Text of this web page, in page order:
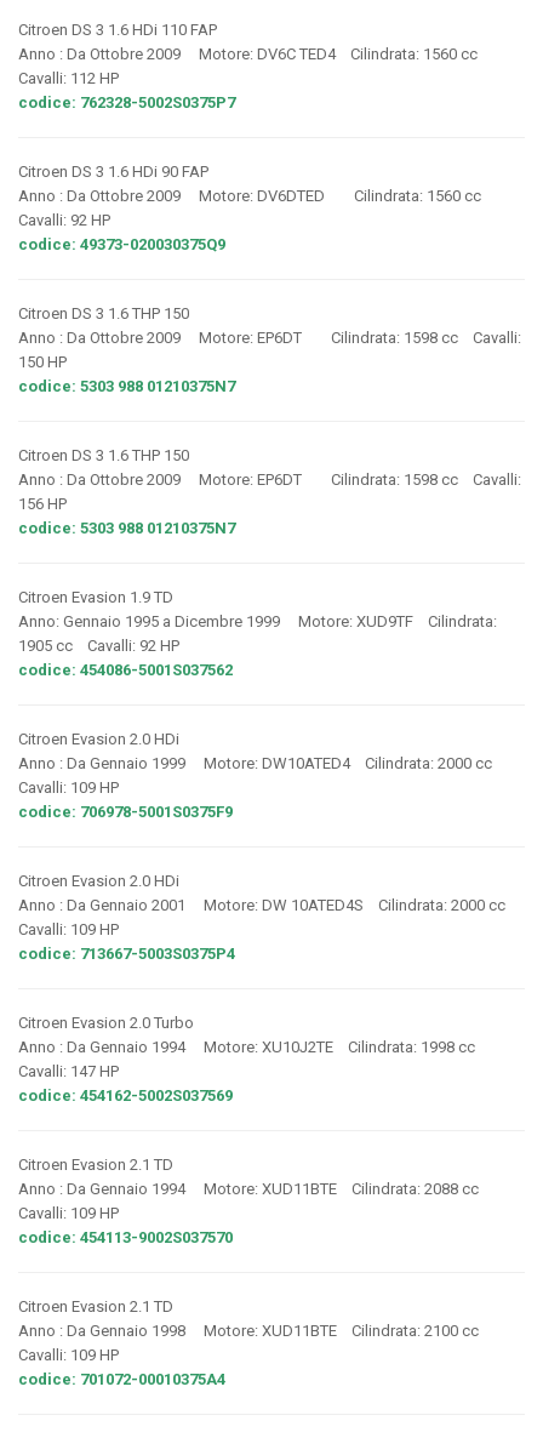
Citroen DS 3 1.6 HDi 110 FAP
Anno : Da Ottobre 2009 Motore: DV6C TED4 Cilindrata: 1560 cc
Cavalli: 112 HP
codice: 762328-5002S0375P7
Citroen DS 3 1.6 HDi 90 FAP
Anno : Da Ottobre 2009 Motore: DV6DTED Cilindrata: 1560 cc
Cavalli: 92 HP
codice: 49373-020030375Q9
Citroen DS 3 1.6 THP 150
Anno : Da Ottobre 2009 Motore: EP6DT Cilindrata: 1598 cc Cavalli:
150 HP
codice: 5303 988 01210375N7
Citroen DS 3 1.6 THP 150
Anno : Da Ottobre 2009 Motore: EP6DT Cilindrata: 1598 cc Cavalli:
156 HP
codice: 5303 988 01210375N7
Citroen Evasion 1.9 TD
Anno: Gennaio 1995 a Dicembre 1999 Motore: XUD9TF Cilindrata:
1905 cc Cavalli: 92 HP
codice: 454086-5001S037562
Citroen Evasion 2.0 HDi
Anno : Da Gennaio 1999 Motore: DW10ATED4 Cilindrata: 2000 cc
Cavalli: 109 HP
codice: 706978-5001S0375F9
Citroen Evasion 2.0 HDi
Anno : Da Gennaio 2001 Motore: DW 10ATED4S Cilindrata: 2000 cc
Cavalli: 109 HP
codice: 713667-5003S0375P4
Citroen Evasion 2.0 Turbo
Anno : Da Gennaio 1994 Motore: XU10J2TE Cilindrata: 1998 cc
Cavalli: 147 HP
codice: 454162-5002S037569
Citroen Evasion 2.1 TD
Anno : Da Gennaio 1994 Motore: XUD11BTE Cilindrata: 2088 cc
Cavalli: 109 HP
codice: 454113-9002S037570
Citroen Evasion 2.1 TD
Anno : Da Gennaio 1998 Motore: XUD11BTE Cilindrata: 2100 cc
Cavalli: 109 HP
codice: 701072-00010375A4